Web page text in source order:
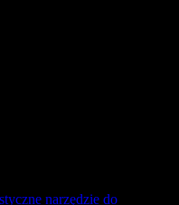
narzędzie do